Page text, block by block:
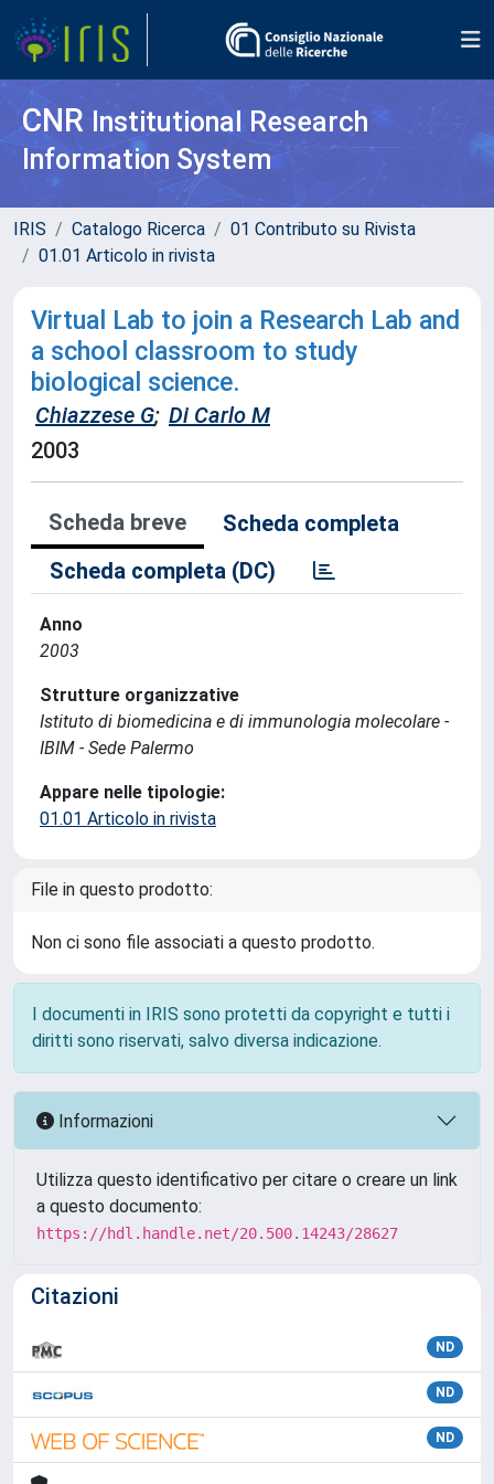
CNR Institutional Research
Information System
IRIS Catalogo Ricerca
01 Contributo su Rivista
01.01 Articolo in rivista
Virtual Lab to join a Research Lab and
a school classroom to study
biological science.
Chiazzese G; Di Carlo M
2003
Scheda breve
Scheda completa
Scheda completa (DC)
Anno
2003
Strutture organizzative
Istituto di biomedicina e di immunologia molecolare -
IBIM - Sede Palermo
Appare nelle tipologie:
01.01 Articolo in rivista
File in questo prodotto:
Non ci sono file associati a questo prodotto.
I documenti in IRIS sono protetti da copyright e tutti i
diritti sono riservati, salvo diversa indicazione.
Informazioni
Utilizza questo identificativo per citare o creare un link
a questo documento:
https://hdl.handle.net/20.500.14243/28627
Citazioni
ND
ND
ND